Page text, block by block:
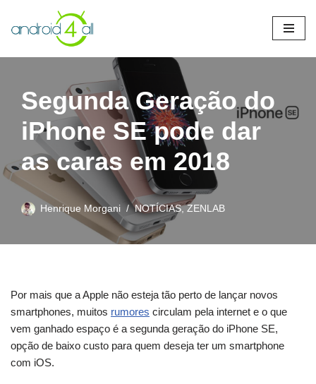
Pular
para
Segunda Geração do
iPhone SE pode dar
as caras em 2018
Henrique Morgani NOTÍCIAS,ZENLAB
Por mais que a Apple não esteja tão perto de lançar novos
smartphones, muitos rumores circulam pela internet e o que
vem ganhado espaço é a segunda geração do iPhone SE,
opção de baixo custo para quem deseja ter um smartphone
com iOS.